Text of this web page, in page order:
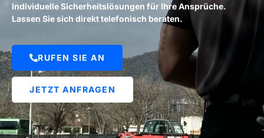
Individuelle Sicherheitslösungen für Ihre Ansprüche.
Lassen Sie sich direkt telefonisch beraten.
RUFEN SIE AN
JETZT ANFRAGEN